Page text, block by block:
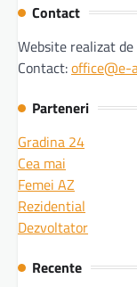
Contact
Website realizat de
Contact:office@e-
Parteneri
Gradina 24
Cea mai
Femei AZ
Rezidential
Dezvoltator
Recente